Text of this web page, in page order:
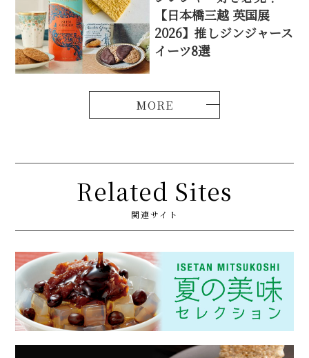
【日本橋三越 英国展
2026】推しジンジャース
イーツ8選
Related Sites
関連サイト